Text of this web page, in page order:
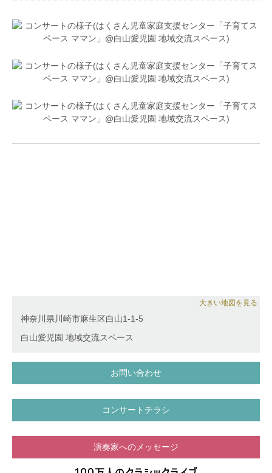
大きい地図を見る
神奈川県川崎市麻生区白山1-1-5
白山愛児園 地域交流スペース
お問い合わせ
コンサートチラシ
演奏家へのメッセージ